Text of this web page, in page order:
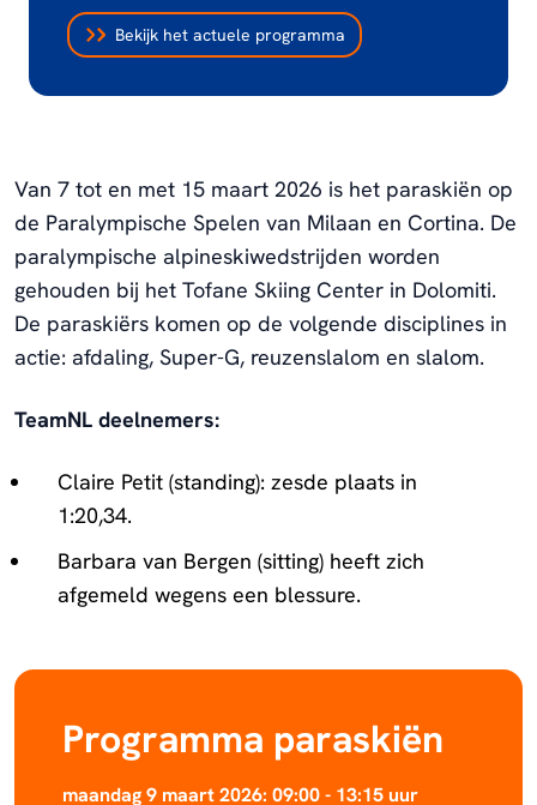
Bekijk het actuele programma
Van 7 tot en met 15 maart 2026 is het paraskiën op
de Paralympische Spelen van Milaan en Cortina. De
paralympische alpineskiwedstrijden worden
gehouden bij het Tofane Skiing Center in Dolomiti.
De paraskiërs komen op de volgende disciplines in
actie: afdaling, Super-G, reuzenslalom en slalom.
TeamNL deelnemers:
Claire Petit (standing): zesde plaats in
1:20,34.
Barbara van Bergen (sitting) heeft zich
afgemeld wegens een blessure.
Programma paraskiën
maandag 9 maart 2026: 09:00 - 13:15 uur